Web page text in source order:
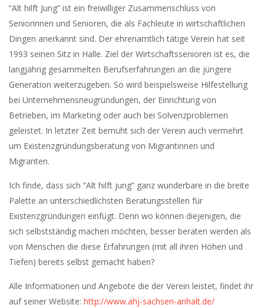
“Alt hilft Jung” ist ein freiwilliger Zusammenschluss von
Seniorinnen und Senioren, die als Fachleute in wirtschaftlichen
Dingen anerkannt sind. Der ehrenamtlich tätige Verein hat seit
1993 seinen Sitz in Halle. Ziel der Wirtschaftssenioren ist es, die
langjährig gesammelten Berufserfahrungen an die jüngere
Generation weiterzugeben. So wird beispielsweise Hilfestellung
bei Unternehmensneugründungen, der Einrichtung von
Betrieben, im Marketing oder auch bei Solvenzproblemen
geleistet. In letzter Zeit bemüht sich der Verein auch vermehrt
um Existenzgründungsberatung von Migrantinnen und
Migranten.
Ich finde, dass sich “Alt hilft jung” ganz wunderbare in die breite
Palette an unterschiedlichsten Beratungsstellen für
Existenzgründungen einfügt. Denn wo können diejenigen, die
sich selbstständig machen möchten, besser beraten werden als
von Menschen die diese Erfahrungen (mit all ihren Höhen und
Tiefen) bereits selbst gemacht haben?
Alle Informationen und Angebote die der Verein leistet, findet ihr
auf seiner Website: http://www.ahj-sachsen-anhalt.de/